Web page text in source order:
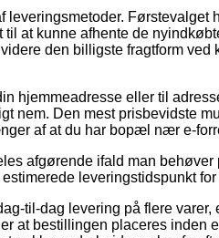
leveringsmetoder. Førstevalget
at kunne afhente de
den billigste fragtform ved
hjemmeadresse eller til
nem. Den mest prisbevidste
af at du har bopæl nær e-
afgørende ifald man behøver
leveringstidspunkt
til-dag levering på flere
at bestillingen placeres inden